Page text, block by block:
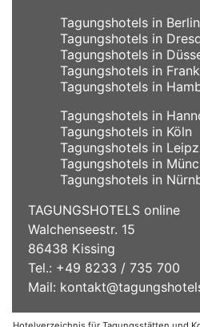
Tagungshotels in Berlin
Tagungshotels in
Tagungshotels in
Tagungshotels in
Tagungshotels in
Tagungshotels in
Tagungshotels in Köln
Tagungshotels in
Tagungshotels in
Tagungshotels in
TAGUNGSHOTELS online
Walchenseestr. 15
86438 Kissing
Tel.: +49 8233 / 735 700
Mail: